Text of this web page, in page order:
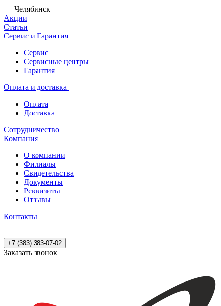
Челябинск
Акции
Статьи
Сервис и Гарантия
Сервис
Сервисные центры
Гарантия
Оплата и доставка
Оплата
Доставка
Сотрудничество
Компания
О компании
Филиалы
Свидетельства
Документы
Реквизиты
Отзывы
Контакты
+7 (383) 383-07-02
Заказать звонок